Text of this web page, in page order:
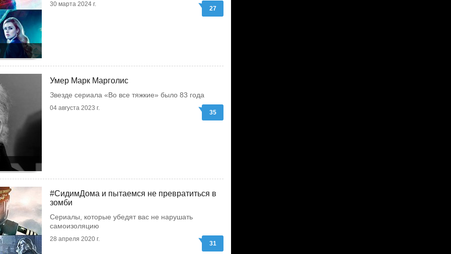
30 марта 2024 г.
27
Умер Марк Марголис
Звезде сериала «Во все тяжкие» было 83 года
04 августа 2023 г.
35
#СидимДома и пытаемся не превратиться в
зомби
Сериалы, которые убедят вас не нарушать
самоизоляцию
28 апреля 2020 г.
31